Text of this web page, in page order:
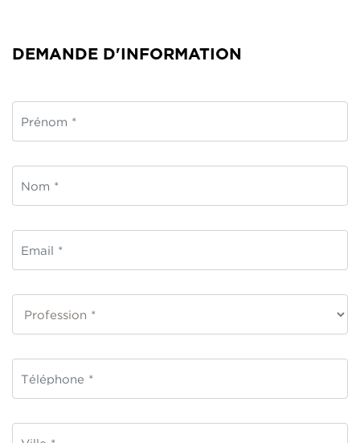
DEMANDE D'INFORMATION